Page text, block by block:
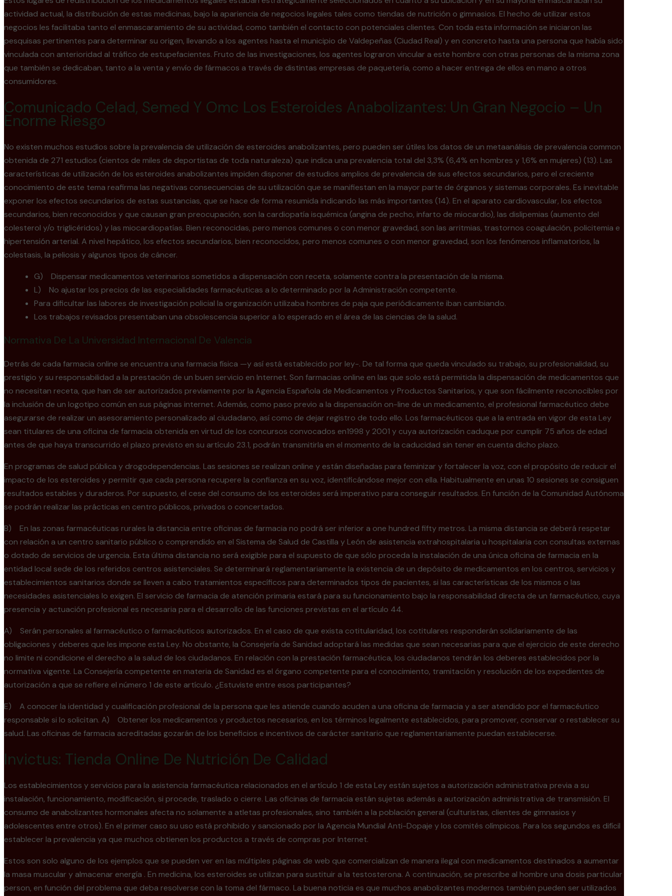
actividad actual, la distribución de estas medicinas, bajo la apariencia de negocios legales tales como tiendas de nutrición o gimnasios. El hecho de utilizar estos
negocios les facilitaba tanto el enmascaramiento de su actividad, como también el contacto con potenciales clientes. Con toda esta información se iniciaron las
pesquisas pertinentes para determinar su origen, llevando a los agentes hasta el municipio de Valdepeñas (Ciudad Real) y en concreto hasta una persona que había sido
vinculada con anterioridad al tráfico de estupefacientes. Fruto de las investigaciones, los agentes lograron vincular a este hombre con otras personas de la misma zona
que también se dedicaban, tanto a la venta y envío de fármacos a través de distintas empresas de paquetería, como a hacer entrega de ellos en mano a otros
consumidores.
Comunicado Celad, Semed Y Omc Los Esteroides Anabolizantes: Un Gran Negocio – Un
Enorme Riesgo
No existen muchos estudios sobre la prevalencia de utilización de esteroides anabolizantes, pero pueden ser útiles los datos de un metaanálisis de prevalencia common
obtenida de 271 estudios (cientos de miles de deportistas de toda naturaleza) que indica una prevalencia total del 3,3% (6,4% en hombres y 1,6% en mujeres) (13). Las
características de utilización de los esteroides anabolizantes impiden disponer de estudios amplios de prevalencia de sus efectos secundarios, pero el creciente
conocimiento de este tema reafirma las negativas consecuencias de su utilización que se manifiestan en la mayor parte de órganos y sistemas corporales. Es inevitable
exponer los efectos secundarios de estas sustancias, que se hace de forma resumida indicando las más importantes (14). En el aparato cardiovascular, los efectos
secundarios, bien reconocidos y que causan gran preocupación, son la cardiopatía isquémica (angina de pecho, infarto de miocardio), las dislipemias (aumento del
colesterol y/o triglicéridos) y las miocardiopatías. Bien reconocidas, pero menos comunes o con menor gravedad, son las arritmias, trastornos coagulación, policitemia e
hipertensión arterial. A nivel hepático, los efectos secundarios, bien reconocidos, pero menos comunes o con menor gravedad, son los fenómenos inflamatorios, la
colestasis, la peliosis y algunos tipos de cáncer.
G) Dispensar medicamentos veterinarios sometidos a dispensación con receta, solamente contra la presentación de la misma.
L) No ajustar los precios de las especialidades farmacéuticas a lo determinado por la Administración competente.
Para dificultar las labores de investigación policial la organización utilizaba hombres de paja que periódicamente iban cambiando.
Los trabajos revisados presentaban una obsolescencia superior a lo esperado en el área de las ciencias de la salud.
Normativa De La Universidad Internacional De Valencia
Detrás de cada farmacia online se encuentra una farmacia física —y así está establecido por ley-. De tal forma que queda vinculado su trabajo, su profesionalidad, su
prestigio y su responsabilidad a la prestación de un buen servicio en Internet. Son farmacias online en las que solo está permitida la dispensación de medicamentos que
no necesitan receta, que han de ser autorizados previamente por la Agencia Española de Medicamentos y Productos Sanitarios, y que son fácilmente reconocibles por
la inclusión de un logotipo común en sus páginas internet. Además, como paso previo a la dispensación on-line de un medicamento, el profesional farmacéutico debe
asegurarse de realizar un asesoramiento personalizado al ciudadano, así como de dejar registro de todo ello. Los farmacéuticos que a la entrada en vigor de esta Ley
sean titulares de una oficina de farmacia obtenida en virtud de los concursos convocados en1998 y 2001 y cuya autorización caduque por cumplir 75 años de edad
antes de que haya transcurrido el plazo previsto en su artículo 23.1, podrán transmitirla en el momento de la caducidad sin tener en cuenta dicho plazo.
En programas de salud pública y drogodependencias. Las sesiones se realizan online y están diseñadas para feminizar y fortalecer la voz, con el propósito de reducir el
impacto de los esteroides y permitir que cada persona recupere la confianza en su voz, identificándose mejor con ella. Habitualmente en unas 10 sesiones se consiguen
resultados estables y duraderos. Por supuesto, el cese del consumo de los esteroides será imperativo para conseguir resultados. En función de la Comunidad Autónoma
se podrán realizar las prácticas en centro públicos, privados o concertados.
B) En las zonas farmacéuticas rurales la distancia entre oficinas de farmacia no podrá ser inferior a one hundred fifty metros. La misma distancia se deberá respetar
con relación a un centro sanitario público o comprendido en el Sistema de Salud de Castilla y León de asistencia extrahospitalaria u hospitalaria con consultas externas
o dotado de servicios de urgencia. Esta última distancia no será exigible para el supuesto de que sólo proceda la instalación de una única oficina de farmacia en la
entidad local sede de los referidos centros asistenciales. Se determinará reglamentariamente la existencia de un depósito de medicamentos en los centros, servicios y
establecimientos sanitarios donde se lleven a cabo tratamientos específicos para determinados tipos de pacientes, si las características de los mismos o las
necesidades asistenciales lo exigen. El servicio de farmacia de atención primaria estará para su funcionamiento bajo la responsabilidad directa de un farmacéutico, cuya
presencia y actuación profesional es necesaria para el desarrollo de las funciones previstas en el artículo 44.
A) Serán personales al farmacéutico o farmacéuticos autorizados. En el caso de que exista cotitularidad, los cotitulares responderán solidariamente de las
obligaciones y deberes que les impone esta Ley. No obstante, la Consejería de Sanidad adoptará las medidas que sean necesarias para que el ejercicio de este derecho
no limite ni condicione el derecho a la salud de los ciudadanos. En relación con la prestación farmacéutica, los ciudadanos tendrán los deberes establecidos por la
normativa vigente. La Consejería competente en materia de Sanidad es el órgano competente para el conocimiento, tramitación y resolución de los expedientes de
autorización a que se refiere el número 1 de este artículo. ¿Estuviste entre esos participantes?
E) A conocer la identidad y cualificación profesional de la persona que les atiende cuando acuden a una oficina de farmacia y a ser atendido por el farmacéutico
responsable si lo solicitan. A) Obtener los medicamentos y productos necesarios, en los términos legalmente establecidos, para promover, conservar o restablecer su
salud. Las oficinas de farmacia acreditadas gozarán de los beneficios e incentivos de carácter sanitario que reglamentariamente puedan establecerse.
Invictus: Tienda Online De Nutrición De Calidad
Los establecimientos y servicios para la asistencia farmacéutica relacionados en el artículo 1 de esta Ley están sujetos a autorización administrativa previa a su
instalación, funcionamiento, modificación, si procede, traslado o cierre. Las oficinas de farmacia están sujetas además a autorización administrativa de transmisión. El
consumo de anabolizantes hormonales afecta no solamente a atletas profesionales, sino también a la población general (culturistas, clientes de gimnasios y
adolescentes entre otros). En el primer caso su uso está prohibido y sancionado por la Agencia Mundial Anti-Dopaje y los comités olímpicos. Para los segundos es difícil
establecer la prevalencia ya que muchos obtienen los productos a través de compras por Internet.
Estos son solo alguno de los ejemplos que se pueden ver en las múltiples páginas de web que comercializan de manera ilegal con medicamentos destinados a aumentar
la masa muscular y almacenar energía . En medicina, los esteroides se utilizan para sustituir a la testosterona. A continuación, se prescribe al hombre una dosis particular
person, en función del problema que deba resolverse con la toma del fármaco. La buena noticia es que muchos anabolizantes modernos también pueden ser utilizados